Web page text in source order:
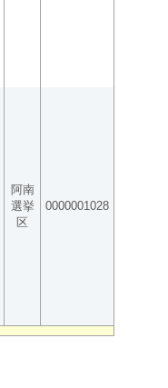
阿南
選挙
区
0000001028